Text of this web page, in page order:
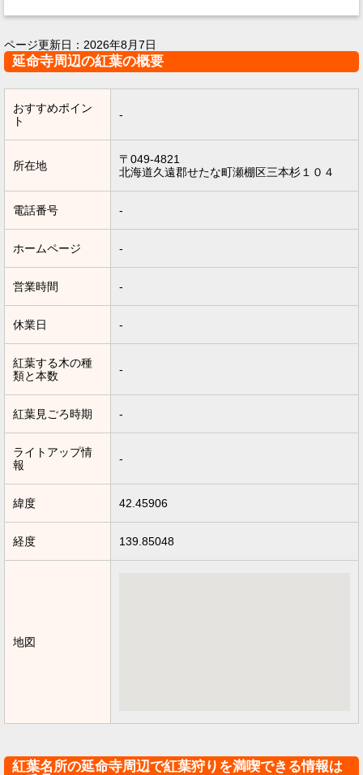
ページ更新日： 2026年8月7日
延命寺周辺の紅葉の概要
おすすめポイン
ト
-
所在地
〒049-4821
北海道久遠郡せたな町瀬棚区三本杉１０４
電話番号 -
ホームページ -
営業時間 -
休業日 -
紅葉する木の種
類と本数
-
紅葉見ごろ時期 -
ライトアップ情
報
-
緯度 42.45906
経度 139.85048
地図
紅葉名所の延命寺周辺で紅葉狩りを満喫できる情報は